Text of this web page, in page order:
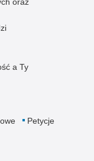
a Ty
Petycje